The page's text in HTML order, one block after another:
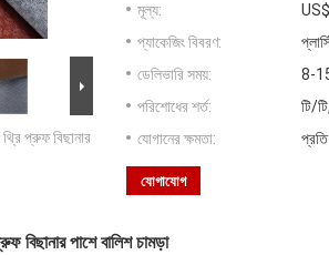
প্রুফ বিছানার
মূল্য:
প্যাকেজিং বিবরণ:
ডেলিভারি সময়:
8-15
পরিশোধের শর্ত:
টি/
যোগানের ক্ষমতা:
যোগাযোগ
বিছানার পাশে বালিশ চামড়া